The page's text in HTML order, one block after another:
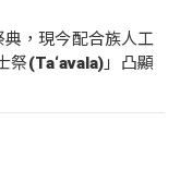
，現今配合族人工
祭(Ta‘avala)」凸顯